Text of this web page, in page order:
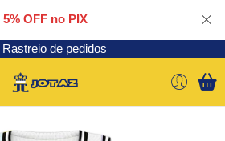
5% OFF no PIX
Rastreio de pedidos